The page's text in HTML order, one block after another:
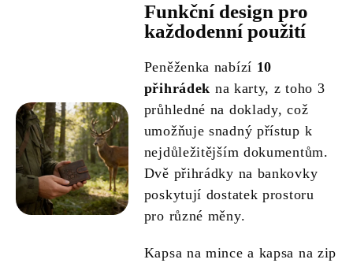
Funkční design pro
každodenní použití
Peněženka nabízí 10
přihrádek na karty, z toho 3
průhledné na doklady, což
umožňuje snadný přístup k
nejdůležitějším dokumentům.
Dvě přihrádky na bankovky
poskytují dostatek prostoru
pro různé měny.
Kapsa na mince a kapsa na zip